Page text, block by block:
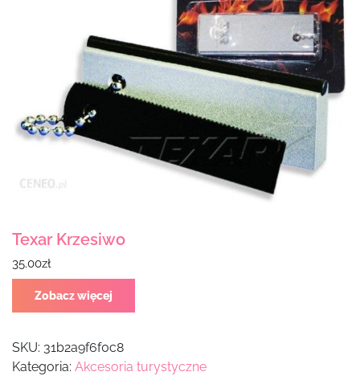
Texar Krzesiwo
35.00zł
Zobacz więcej
SKU: 31b2a9f6f0c8
Kategoria: Akcesoria turystyczne